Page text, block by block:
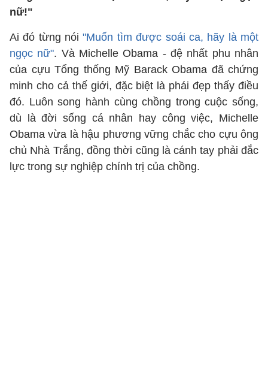
nữ!"
Ai đó từng nói"Muốn tìm được soái ca, hãy là một
ngọc nữ". Và Michelle Obama - đệ nhất phu nhân
của cựu Tổng thống Mỹ Barack Obama đã chứng
minh cho cả thế giới, đặc biệt là phái đẹp thấy điều
đó. Luôn song hành cùng chồng trong cuộc sống,
dù là đời sống cá nhân hay công việc, Michelle
Obama vừa là hậu phương vững chắc cho cựu ông
chủ Nhà Trắng, đồng thời cũng là cánh tay phải đắc
lực trong sự nghiệp chính trị của chồng.